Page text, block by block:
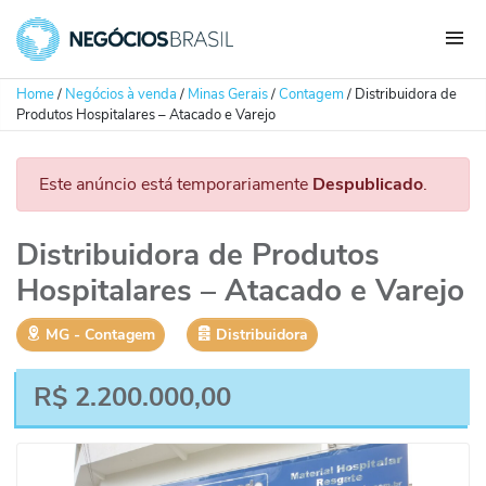
Home/ Negócios à venda/ Minas Gerais/Contagem/ Distribuidora de
Produtos Hospitalares – Atacado e Varejo
Este anúncio está temporariamente Despublicado.
Distribuidora de Produtos
Hospitalares – Atacado e Varejo
MG ‐ Contagem Distribuidora
R$ 2.200.000,00